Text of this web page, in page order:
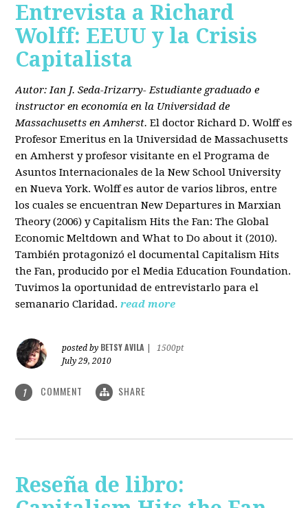
Entrevista a Richard
Wolff: EEUU y la Crisis
Capitalista
Autor: Ian J. Seda-Irizarry- Estudiante graduado e
instructor en economía en la Universidad de
Massachusetts en Amherst. El doctor Richard D. Wolff es
Profesor Emeritus en la Universidad de Massachusetts
en Amherst y profesor visitante en el Programa de
Asuntos Internacionales de la New School University
en Nueva York. Wolff es autor de varios libros, entre
los cuales se encuentran New Departures in Marxian
Theory (2006) y Capitalism Hits the Fan: The Global
Economic Meltdown and What to Do about it (2010).
También protagonizó el documental Capitalism Hits
the Fan, producido por el Media Education Foundation.
Tuvimos la oportunidad de entrevistarlo para el
semanario Claridad. read more
posted by BETSY AVILA
1500pt
July 29, 2010
1 COMMENT SHARE
Reseña de libro: